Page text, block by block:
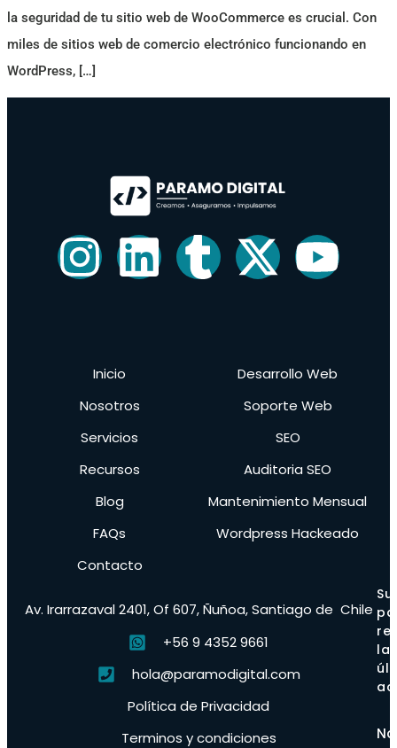
la seguridad de tu sitio web de WooCommerce es crucial. Con
miles de sitios web de comercio electrónico funcionando en
WordPress, […]
Inicio
Nosotros
Servicios
Recursos
Blog
FAQs
Contacto
Desarrollo Web
Soporte Web
SEO
Auditoria SEO
Mantenimiento Mensual
Wordpress Hackeado
Av. Irarrazaval 2401, Of 607, Ñuñoa, Santiago de Chile
+56 9 4352 9661
hola@paramodigital.com
Política de Privacidad
Terminos y condiciones
las